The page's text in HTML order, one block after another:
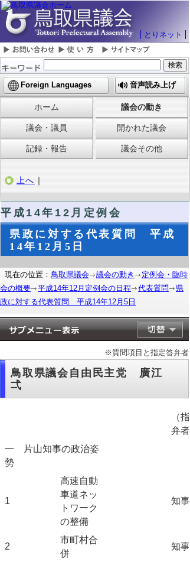
とりネット
Foreign Languages 音声読み上げ
ホーム 議会の動き
議会・議員 開かれた議会
記録・報告 議会その他
上へ ｜
平成14年12月定例会
県政に対する代表質問 平成
14年12月5日
現在の位置： 鳥取県議会 議会の動き
定例会・臨時
会の概要
平成14年12月定例会の日程 代表質問
県
政に対する代表質問 平成14年12月5日
※質問項目と指定答弁者
鳥取県議会自由民主党 廣江
弌
（
弁者
一 片山知事の政治姿
勢
1
高速自動
車道ネッ
トワーク
の整備
知事
2
市町村合
併
知事